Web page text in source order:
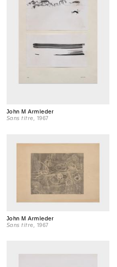
John M Armleder
Sans titre , 1967
John M Armleder
Sans titre , 1967